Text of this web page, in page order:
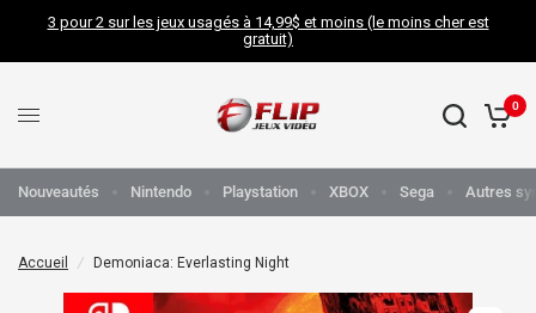
3 pour 2 sur les jeux usagés à 14,99$ et moins (le moins cher est
gratuit)
0
Nouveautés Nintendo Playstation XBOX Sega Autres
Accueil / Demoniaca: Everlasting Night